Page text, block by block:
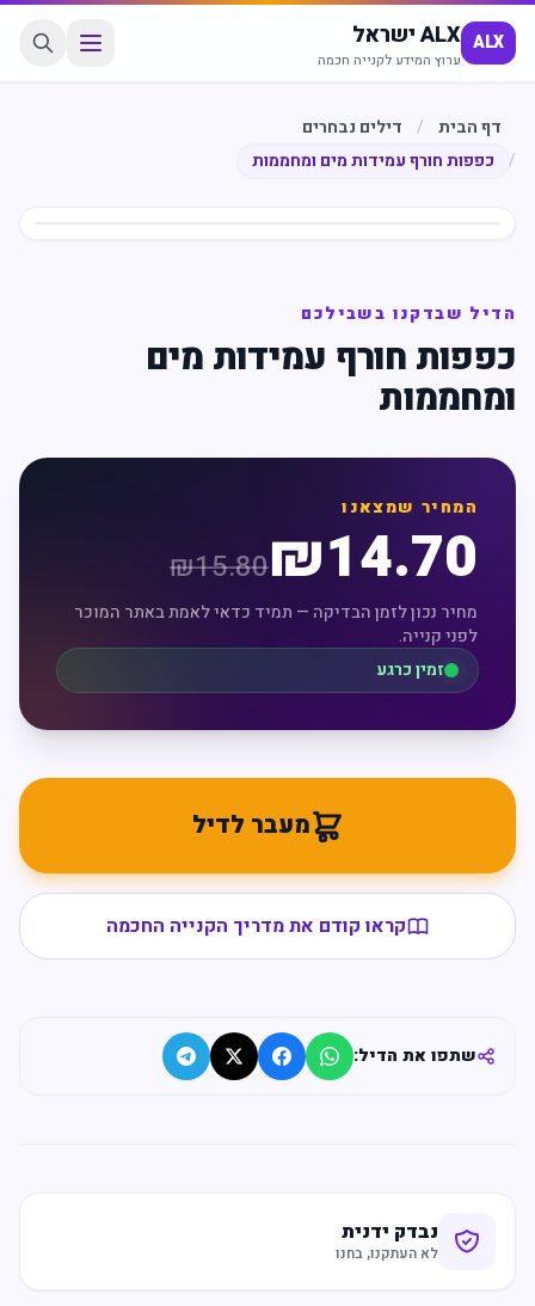
ALX ALX ישראל
ערוץ המידע לקנייה חכמה
דף הבית /
דילים נבחרים
/
כפפות חורף עמידות מים ומחממות
הדיל שבדקנו בשבילכם
כפפות חורף עמידות מים
ומחממות
המחיר שמצאנו
₪14.70
₪15.80
מחיר נכון לזמן הבדיקה — תמיד כדאי לאמת באתר המוכר
לפני קנייה.
זמין כרגע
מעבר לדיל
קראו קודם את מדריך הקנייה החכמה
שתפו את הדיל:
נבדק ידנית
לא העתקנו, בחנו